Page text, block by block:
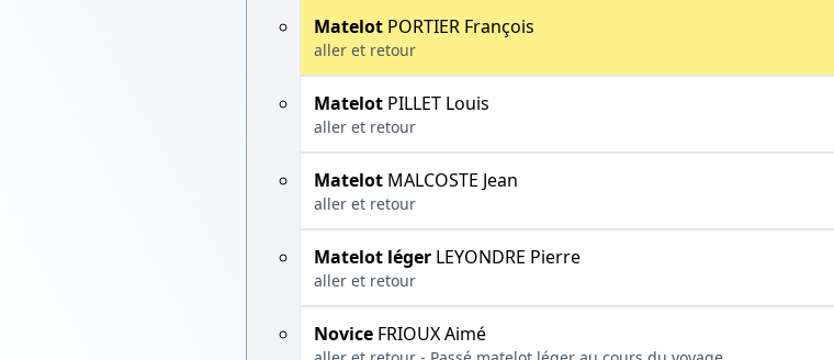
Matelot PORTIER François
aller et retour
Matelot PILLET Louis
aller et retour
Matelot MALCOSTE Jean
aller et retour
Matelot léger LEYONDRE Pierre
aller et retour
Novice FRIOUX Aimé